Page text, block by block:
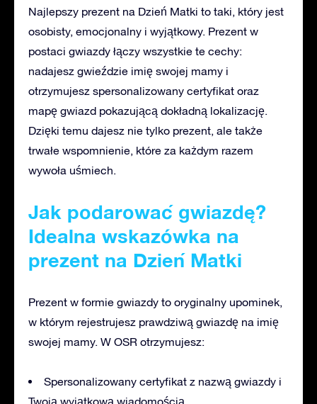
Najlepszy prezent na Dzień Matki to taki, który jest
osobisty, emocjonalny i wyjątkowy. Prezent w
postaci gwiazdy łączy wszystkie te cechy:
nadajesz gwieździe imię swojej mamy i
otrzymujesz spersonalizowany certyfikat oraz
mapę gwiazd pokazującą dokładną lokalizację.
Dzięki temu dajesz nie tylko prezent, ale także
trwałe wspomnienie, które za każdym razem
wywoła uśmiech.
Jak podarować gwiazdę?
Idealna wskazówka na
prezent na Dzień Matki
Prezent w formie gwiazdy to oryginalny upominek,
w którym rejestrujesz prawdziwą gwiazdę na imię
swojej mamy. W OSR otrzymujesz:
Spersonalizowany certyfikat z nazwą gwiazdy i
Twoją wyjątkową wiadomością